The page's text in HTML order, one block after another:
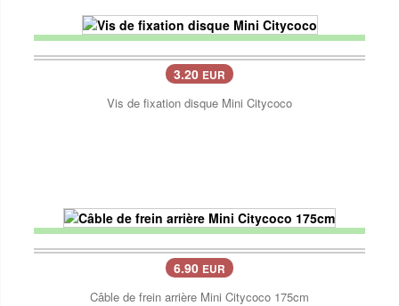
3.20 EUR
Vis de fixation disque Mini Citycoco
6.90 EUR
Câble de frein arrière Mini Citycoco 175cm